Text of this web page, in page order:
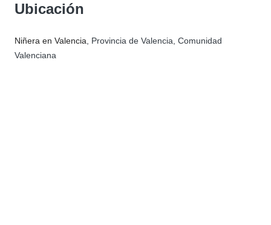
Ubicación
Niñera en Valencia, Provincia de Valencia, Comunidad
Valenciana